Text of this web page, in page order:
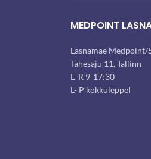
MEDPOINT
Lasnamäe Medpoint/
Tähesaju 11, Tallinn
E-R 9-17:30
L- P kokkuleppel